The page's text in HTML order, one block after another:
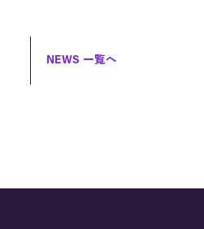
NEWS 一覧へ